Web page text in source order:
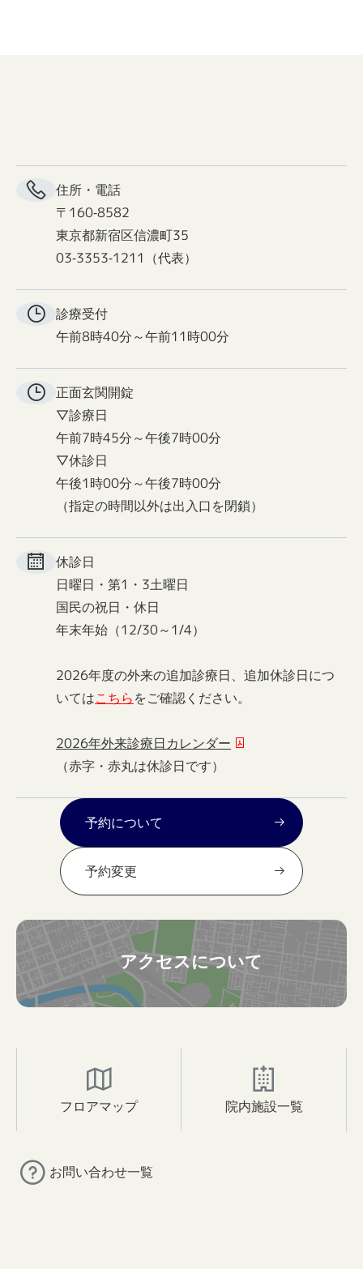
住所・電話
〒160-8582
東京都新宿区信濃町35
03-3353-1211（代表）
診療受付
午前8時40分～午前11時00分
正面玄関開錠
▽診療日
午前7時45分～午後7時00分
▽休診日
午後1時00分～午後7時00分
（指定の時間以外は出入口を閉鎖）
休診日
日曜日・第1・3土曜日
国民の祝日・休日
年末年始（12/30～1/4）
2026年度の外来の追加診療日、追加休診日につ
いてはこちらをご確認ください。
2026年外来診療日カレンダー
（赤字・赤丸は休診日です）
予約について
予約変更
アクセスについて
フロアマップ 院内施設一覧
お問い合わせ一覧